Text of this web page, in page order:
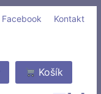
Kontakt
Facebook
Košík